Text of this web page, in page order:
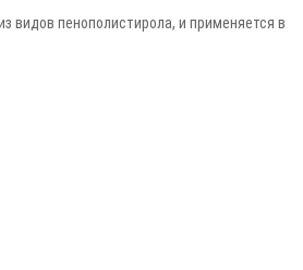
видов пенополистирола, и применяется в